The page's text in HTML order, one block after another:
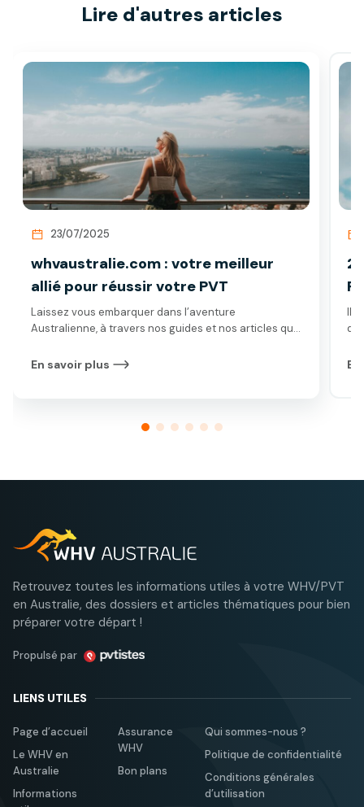
Lire d'autres articles
23/07/2025
whvaustralie.com : votre meilleur
allié pour réussir votre PVT
Laissez vous embarquer dans l’aventure
Australienne, à travers nos guides et nos articles qui
En savoir plus
Il
Retrouvez toutes les informations utiles à votre WHV/PVT
en Australie, des dossiers et articles thématiques pour bien
préparer votre départ !
Propulsé par
LIENS UTILES
Page d’accueil
Le WHV en
Australie
Informations
Assurance
WHV
Bon plans
Qui sommes-nous ?
Politique de confidentialité
Conditions générales
d’utilisation